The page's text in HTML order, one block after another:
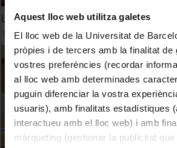
Aquest lloc web utilitza galetes
El lloc web de la Universitat de
pròpies i de tercers amb la finalitat de
vostres preferències (recordar
al lloc web amb determinades
puguin diferenciar la vostra
usuaris), amb finalitats estadístiques
interactueu amb el lloc web) i amb
màrqueting (gestionar la publicitat que
La vida, arrel de l'educació:
13 maig, 2013